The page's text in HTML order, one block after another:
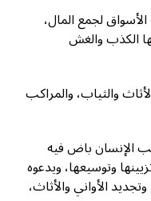
لجمع المال،
الكذب والغش
والثياب، والمراكب
الإنسان باض فيه
وتوسيعها، ويدعوه
الأواني والأثاث،